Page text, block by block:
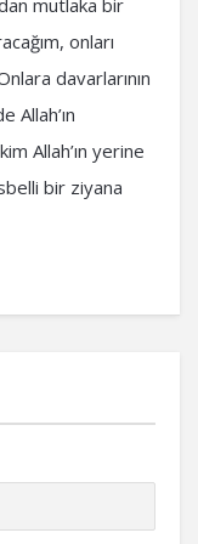
mutlaka bir
onları
davarlarının
Allah’ın
Allah’ın yerine
bir ziyana